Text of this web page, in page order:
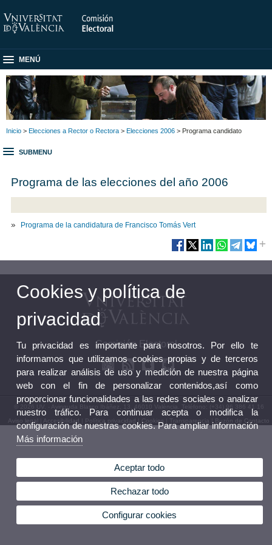
MENÚ
Inicio > Elecciones a Rector o Rectora > Elecciones 2006 > Programa candidato
SUBMENU
Programa de las elecciones del año 2006
Programa de la candidatura de Francisco Tomás Vert
Comisión Electoral
© 2026 UV. - Avinguda Blasco Ibáñez, 13. 46010 València. Teléfono: (+34) 96 386 41 16
Aviso legal |Accesibilidad Política privacidad | Cookies Transparencia | Buzón de Contacto
Cookies y política de
privacidad
Tu privacidad es importante para nosotros. Por ello te
informamos que utilizamos cookies propias y de terceros
para realizar análisis de uso y medición de nuestra página
web con el fin de personalizar contenidos,así como
proporcionar funcionalidades a las redes sociales o analizar
nuestro tráfico. Para continuar acepta o modifica la
configuración de nuestras cookies. Para ampliar información
Más información
Aceptar todo
Rechazar todo
Configurar cookies